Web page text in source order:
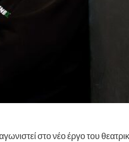
στο νέο έργο του